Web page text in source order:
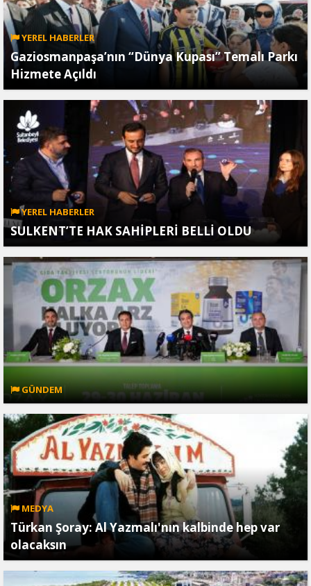
YEREL HABERLER
Gaziosmanpaşa’nın “Dünya Kupası” Temalı Parkı
Hizmete Açıldı
YEREL HABERLER
SULKENT’TE HAK SAHİPLERİ BELLİ OLDU
GÜNDEM
MEDYA
Türkan Şoray: Al Yazmalı'nın kalbinde hep var
olacaksın